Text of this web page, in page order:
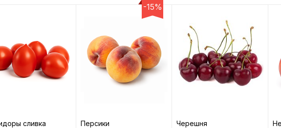
сливка
-15%
Персики Черешня